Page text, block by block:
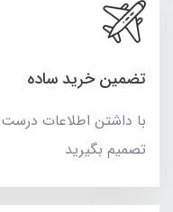
تضمین خرید ساده
با داشتن اطلاعات
تصمیم بگیرید